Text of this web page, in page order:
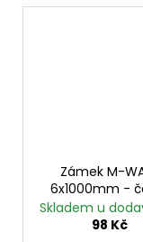
Zámek M-
6x1000mm -
Skladem u
98 Kč